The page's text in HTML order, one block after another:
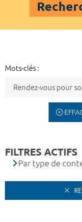
Mots-clés :
FILTRES ACTIFS
Par type de